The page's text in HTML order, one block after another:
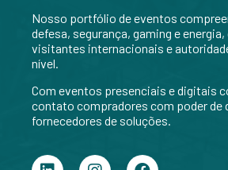
Nosso portfólio de eventos
defesa, segurança, gaming e
visitantes internacionais e
nível.
Com eventos presenciais e digitais
contato compradores com poder de
fornecedores de soluções.